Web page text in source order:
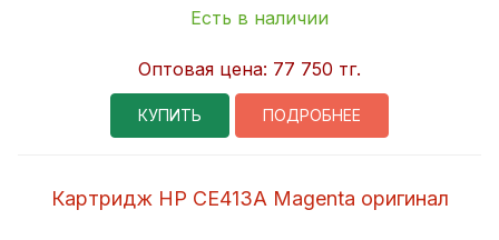
Есть в наличии
Оптовая цена: 77 750 тг.
КУПИТЬ ПОДРОБНЕЕ
Картридж HP CE413A Magenta оригинал